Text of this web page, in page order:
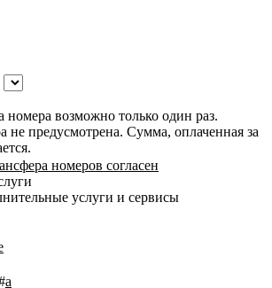
номера возможно только один раз.
не предусмотрена. Сумма, оплаченная за
номеров согласен
услуги и сервисы
a